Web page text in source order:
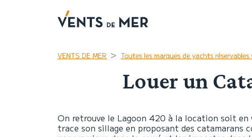
VENTS DE MER Toutes les marques de yachts réservables
Louer un
On retrouve le Lagoon 420 à la location soit
trace son sillage en proposant des